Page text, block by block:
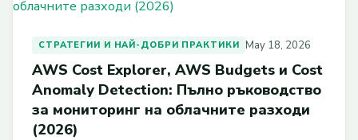
СТРАТЕГИИ И НАЙ-ДОБРИ ПРАКТИКИ May 18, 2026
AWS Cost Explorer, AWS Budgets и Cost
Anomaly Detection: Пълно ръководство
за мониторинг на облачните разходи
(2026)